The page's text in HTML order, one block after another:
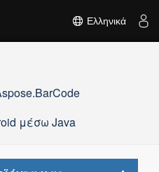
Ελληνικά
μέσω Java